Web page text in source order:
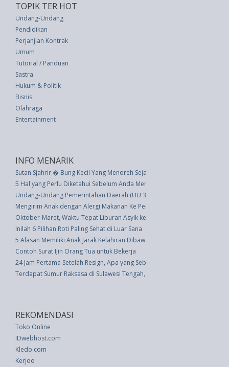
TOPIK TER HOT
Undang-Undang
Pendidikan
Perjanjian Kontrak
Umum
Tutorial / Panduan
Sastra
Hukum & Politik
Bisnis
Olahraga
Entertainment
INFO MENARIK
Sutan Sjahrir � Bung Kecil Yang Menoreh Sejarah Besar
5 Hal yang Perlu Diketahui Sebelum Anda Menyemprotkan Hama
Undang-Undang Pemerintahan Daerah (UU 32 thn 2004)
Mengirim Anak dengan Alergi Makanan Ke Perkemahan, Simak Tips Ini
Oktober-Maret, Waktu Tepat Liburan Asyik ke Hongkong Disneyland
Inilah 6 Pilihan Roti Paling Sehat di Luar Sana
5 Alasan Memiliki Anak Jarak Kelahiran Dibawah 2 Tahun
Contoh Surat Ijin Orang Tua untuk Bekerja
24 Jam Pertama Setelah Resign, Apa yang Sebaiknya Dilakukan?
Terdapat Sumur Raksasa di Sulawesi Tengah, Konon Dapat
REKOMENDASI
Toko Online
IDwebhost.com
Kledo.com
Kerjoo